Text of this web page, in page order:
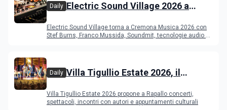
Daily Electric Sound Village 2026 a
Young Band Contest, il programma
Electric Sound Village torna a Cremona Musica 2026 con
Stef Burns, Franco Mussida, Soundmit, tecnologie audio e
Daily Villa Tigullio Estate 2026, il
Villa Tigullio Estate 2026 propone a Rapallo concerti,
spettacoli, incontri con autori e appuntamenti culturali